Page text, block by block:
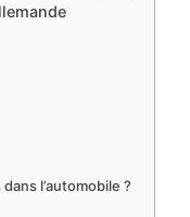
l’automobile ?